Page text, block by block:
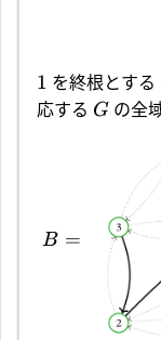
1 を終根とする
応する G の全
B =